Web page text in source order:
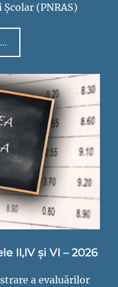
(PNRAS)
II,IV și VI – 2026
a evaluărilor